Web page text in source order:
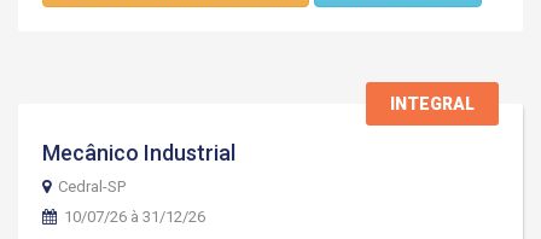
INTEGRAL
Mecânico Industrial
Cedral-SP
10/07/26 à 31/12/26